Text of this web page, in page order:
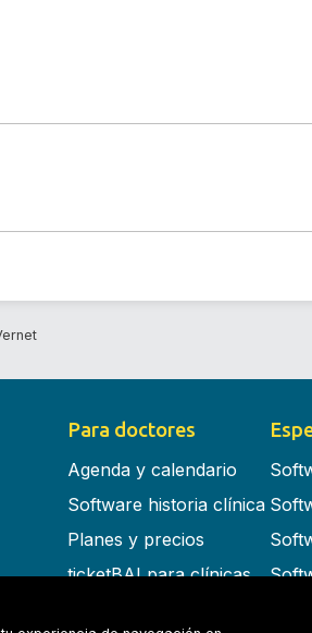
Para doctores
Agenda y calendario
Software historia clínica
Planes y precios
ticketBAI para clínicas